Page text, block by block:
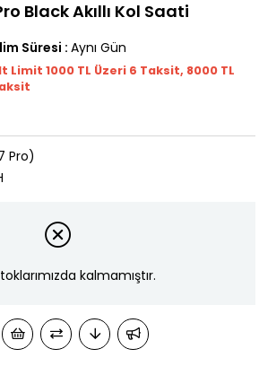
Black Akıllı Kol Saati
Süresi : Aynı Gün
Limit 1000 TL Üzeri 6 Taksit, 8000 TL
Pro)
kalmamıştır.